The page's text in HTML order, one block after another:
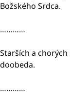
Božského Srdca.
…………
Starších a
doobeda.
…………